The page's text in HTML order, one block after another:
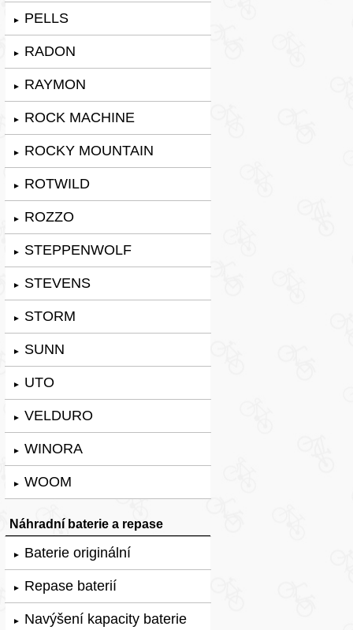
► PELLS
► RADON
► RAYMON
► ROCK MACHINE
► ROCKY MOUNTAIN
► ROTWILD
► ROZZO
► STEPPENWOLF
► STEVENS
► STORM
► SUNN
► UTO
► VELDURO
► WINORA
► WOOM
Náhradní baterie a repase
► Baterie originální
► Repase baterií
► Navýšení kapacity baterie